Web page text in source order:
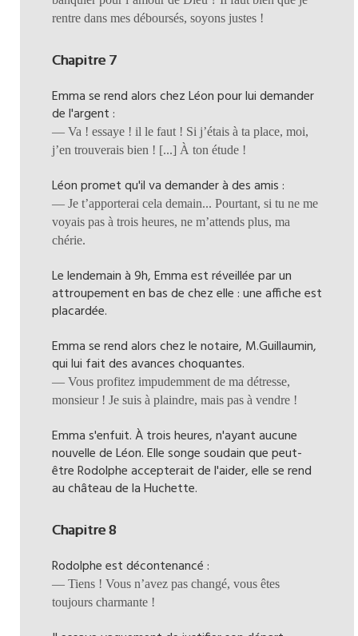
rentre dans mes déboursés, soyons justes !
Chapitre 7
Emma se rend alors chez Léon pour lui demander
de l'argent :
— Va ! essaye ! il le faut ! Si j’étais à ta place, moi,
j’en trouverais bien ! [...] À ton étude !
Léon promet qu'il va demander à des amis :
— Je t’apporterai cela demain... Pourtant, si tu ne me
voyais pas à trois heures, ne m’attends plus, ma
chérie.
Le lendemain à 9h, Emma est réveillée par un
attroupement en bas de chez elle : une affiche est
placardée.
Emma se rend alors chez le notaire, M.Guillaumin,
qui lui fait des avances choquantes.
— Vous profitez impudemment de ma détresse,
monsieur ! Je suis à plaindre, mais pas à vendre !
Emma s'enfuit. À trois heures, n'ayant aucune
nouvelle de Léon. Elle songe soudain que peut-
être Rodolphe accepterait de l'aider, elle se rend
au château de la Huchette.
Chapitre 8
Rodolphe est décontenancé :
— Tiens ! Vous n’avez pas changé, vous êtes
toujours charmante !